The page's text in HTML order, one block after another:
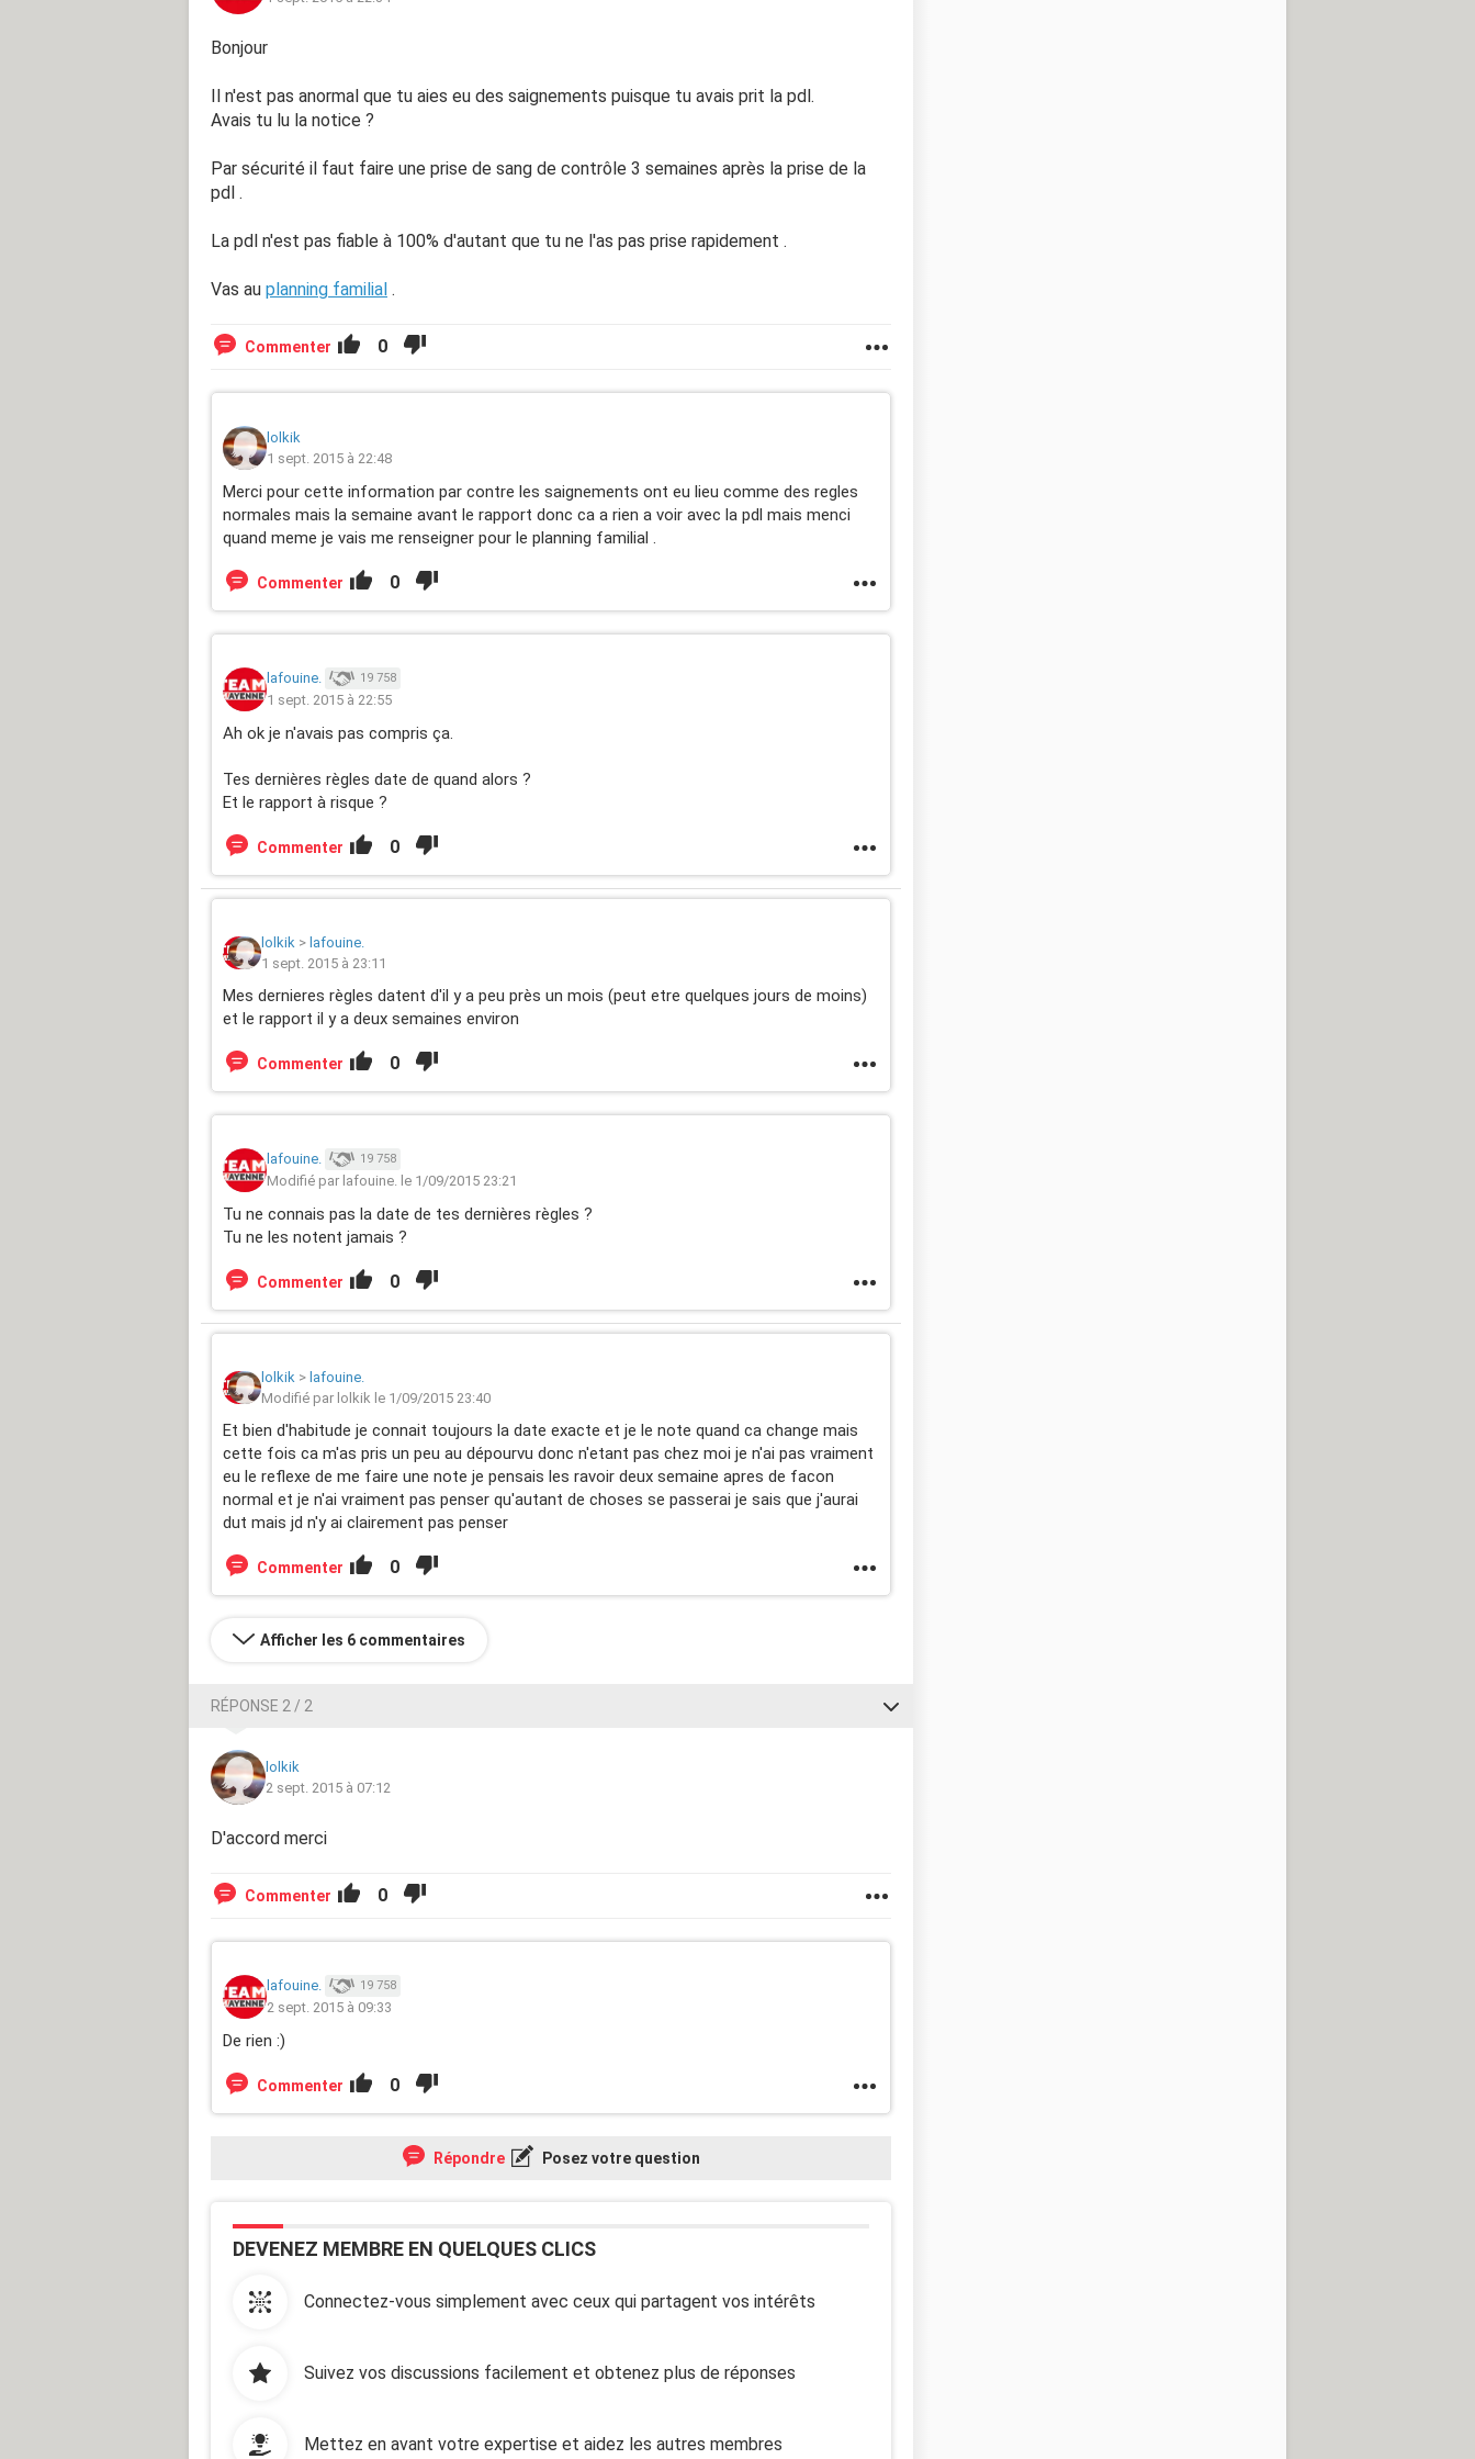
Bonjour
Il n'est pas anormal que tu aies eu des saignements puisque tu avais prit la pdl.
Avais tu lu la notice ?
Par sécurité il faut faire une prise de sang de contrôle 3 semaines après la prise de la
pdl .
La pdl n'est pas fiable à 100% d'autant que tu ne l'as pas prise rapidement .
Vas au planning familial .
Commenter 0
lolkik
1 sept. 2015 à 22:48
Merci pour cette information par contre les saignements ont eu lieu comme des regles
normales mais la semaine avant le rapport donc ca a rien a voir avec la pdl mais menci
quand meme je vais me renseigner pour le planning familial .
Commenter 0
lafouine. 19 758
1 sept. 2015 à 22:55
Ah ok je n'avais pas compris ça.
Tes dernières règles date de quand alors ?
Et le rapport à risque ?
Commenter 0
lolkik > lafouine.
1 sept. 2015 à 23:11
Mes dernieres règles datent d'il y a peu près un mois (peut etre quelques jours de moins)
et le rapport il y a deux semaines environ
Commenter 0
lafouine. 19 758
Modifié par lafouine. le 1/09/2015 23:21
Tu ne connais pas la date de tes dernières règles ?
Tu ne les notent jamais ?
Commenter 0
lolkik > lafouine.
Modifié par lolkik le 1/09/2015 23:40
Et bien d'habitude je connait toujours la date exacte et je le note quand ca change mais
cette fois ca m'as pris un peu au dépourvu donc n'etant pas chez moi je n'ai pas vraiment
eu le reflexe de me faire une note je pensais les ravoir deux semaine apres de facon
normal et je n'ai vraiment pas penser qu'autant de choses se passerai je sais que j'aurai
dut mais jd n'y ai clairement pas penser
Commenter 0
Afficher les 6 commentaires
RÉPONSE 2 / 2
lolkik
2 sept. 2015 à 07:12
D'accord merci
Commenter 0
lafouine. 19 758
2 sept. 2015 à 09:33
De rien :)
Commenter 0
Répondre Posez votre question
DEVENEZ MEMBRE EN QUELQUES CLICS
Connectez-vous simplement avec ceux qui partagent vos intérêts
Suivez vos discussions facilement et obtenez plus de réponses
Mettez en avant votre expertise et aidez les autres membres